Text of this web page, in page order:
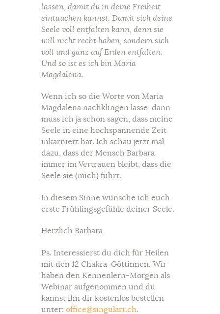
lassen, damit du in deine Freiheit
eintauchen kannst. Damit sich deine
Seele voll entfalten kann, denn sie
will nicht recht haben, sondern sich
voll und ganz auf Erden entfalten.
Und so ist es ich bin Maria
Magdalena.
Wenn ich so die Worte von Maria
Magdalena nachklingen lasse, dann
muss ich ja schon sagen, dass meine
Seele in eine hochspannende Zeit
inkarniert hat. Ich schau jetzt mal
dazu, dass der Mensch Barbara
immer im Vertrauen bleibt, dass die
Seele sie (mich) führt.
In diesem Sinne wünsche ich euch
erste Frühlingsgefühle deiner Seele.
Herzlich Barbara
Ps. Interessierst du dich für Heilen
mit den 12 Chakra-Göttinnen. Wir
haben den Kennenlern-Morgen als
Webinar aufgenommen und du
kannst ihn dir kostenlos bestellen
unter: office@singulart.ch.